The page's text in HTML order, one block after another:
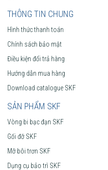
THÔNG TIN CHUNG
Hình thức thanh toán
Chính sách bảo mật
Điều kiện đổi trả hàng
Hướng dẫn mua hàng
Download catalogue SKF
SẢN PHẨM SKF
Vòng bi bạc đạn SKF
Gối đỡ SKF
Mỡ bôi trơn SKF
Dụng cụ bảo trì SKF